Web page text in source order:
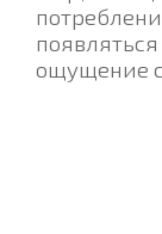
ощущение